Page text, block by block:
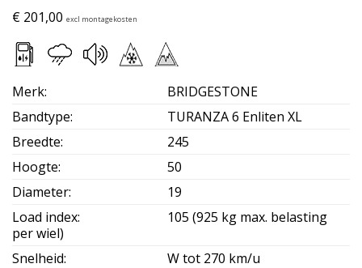
€ 201,00 excl montagekosten
Merk:
BRIDGESTONE
Bandtype:
TURANZA 6 Enliten XL
Breedte:
245
Hoogte:
50
Diameter:
19
Load index:
105 (925 kg max. belasting
per wiel)
Snelheid:
W tot 270 km/u